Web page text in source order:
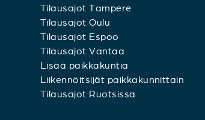
Tilausajot Tampere
Tilausajot Oulu
Tilausajot Espoo
Tilausajot Vantaa
Lisää paikkakuntia
Liikennöitsijät paikkakunnittain
Tilausajot Ruotsissa